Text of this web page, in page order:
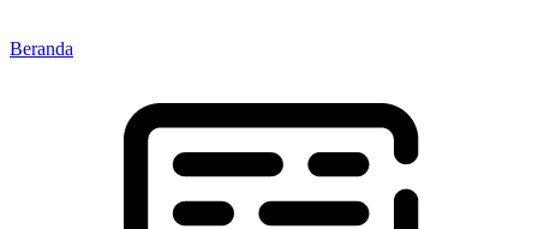
Beranda